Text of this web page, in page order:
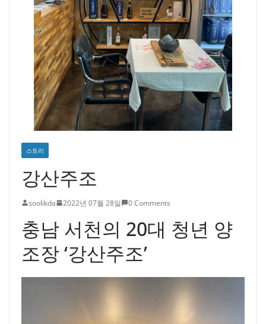
스토리
강산주조
soolikda 2022년 07월 28일 0 Comments
충남 서천의 20대 청년 양
조장 ‘강산주조’